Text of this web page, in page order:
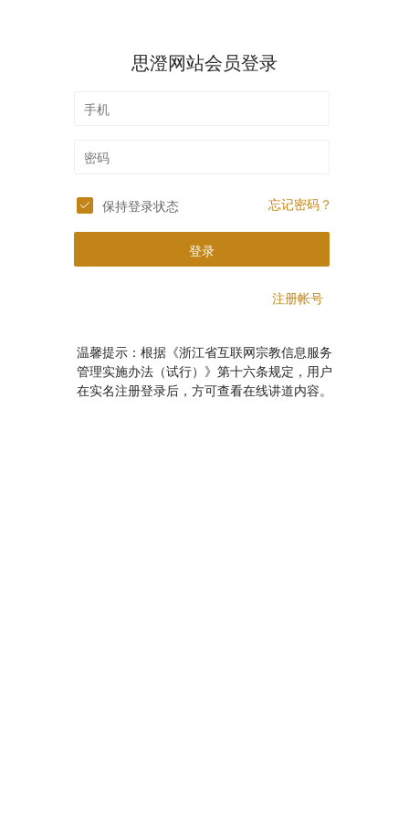
思澄网站会员登录
保持登录状态 忘记密码？
登录
注册帐号
温馨提示：根据《浙江省互联网宗教信息服务
管理实施办法（试行）》第十六条规定，用户
在实名注册登录后，方可查看在线讲道内容。